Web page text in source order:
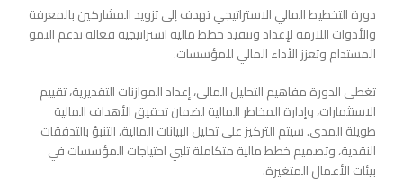
دورة التخطيط المالي الاستراتيجي تهدف إلى تزويد المشاركين بالمعرفة
والأدوات اللازمة لإعداد وتنفيذ خطط مالية استراتيجية فعالة تدعم النمو
المستدام وتعزز الأداء المالي للمؤسسات.
تغطي الدورة مفاهيم التحليل المالي، إعداد الموازنات التقديرية، تقييم
الاستثمارات، وإدارة المخاطر المالية لضمان تحقيق الأهداف المالية
طويلة المدى. سيتم التركيز على تحليل البيانات المالية، التنبؤ بالتدفقات
النقدية، وتصميم خطط مالية متكاملة تلبي احتياجات المؤسسات في
بيئات الأعمال المتغيرة.